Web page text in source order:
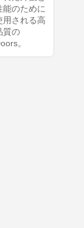
能のために
用される高
質の
。